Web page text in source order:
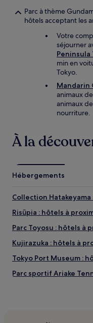
Parc à thème
hôtels acceptant les
Votre
séjourner
Peninsula
min en
Tokyo.
Mandarin
animaux
animaux
nourriture.
À la
Hébergements
Collection
Risūpia : hôtels à
Parc Toyosu : hôtels à
Kujirazuka : hôtels à
Tokyo Port Museum :
Parc sportif Ariake